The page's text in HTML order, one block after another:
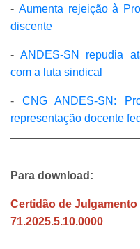
- Aumenta rejeição à
discente
-ANDES-SN repudia
com a luta sindical
- CNG ANDES-SN:
representação docente
Para download:
Certidão de Julgamento
71.2025.5.10.0000